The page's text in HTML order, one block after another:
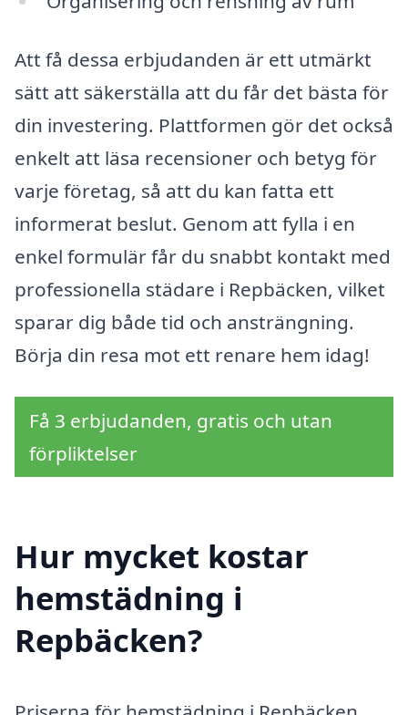
Att få dessa erbjudanden är ett utmärkt
sätt att säkerställa att du får det bästa för
din investering. Plattformen gör det också
enkelt att läsa recensioner och betyg för
varje företag, så att du kan fatta ett
informerat beslut. Genom att fylla i en
enkel formulär får du snabbt kontakt med
professionella städare i Repbäcken, vilket
sparar dig både tid och ansträngning.
Börja din resa mot ett renare hem idag!
Få 3 erbjudanden, gratis och utan
förpliktelser
Hur mycket kostar
hemstädning i
Repbäcken?